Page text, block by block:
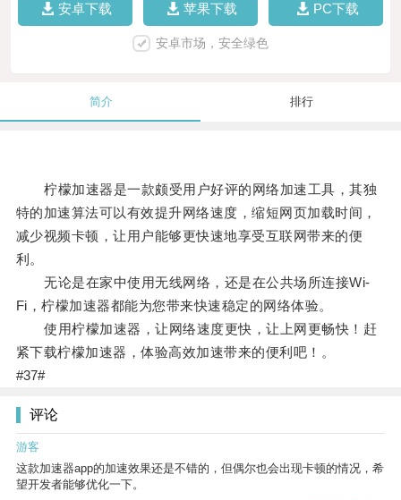
安卓下载 苹果下载 PC下载
安卓市场，安全绿色
简介 排行
柠檬加速器是一款颇受用户好评的网络加速工具，其独
特的加速算法可以有效提升网络速度，缩短网页加载时间，
减少视频卡顿，让用户能够更快速地享受互联网带来的便
利。
无论是在家中使用无线网络，还是在公共场所连接Wi-
Fi，柠檬加速器都能为您带来快速稳定的网络体验。
使用柠檬加速器，让网络速度更快，让上网更畅快！赶
紧下载柠檬加速器，体验高效加速带来的便利吧！。
#37#
评论
游客
这款加速器app的加速效果还是不错的，但偶尔也会出现卡顿的情况，希
望开发者能够优化一下。